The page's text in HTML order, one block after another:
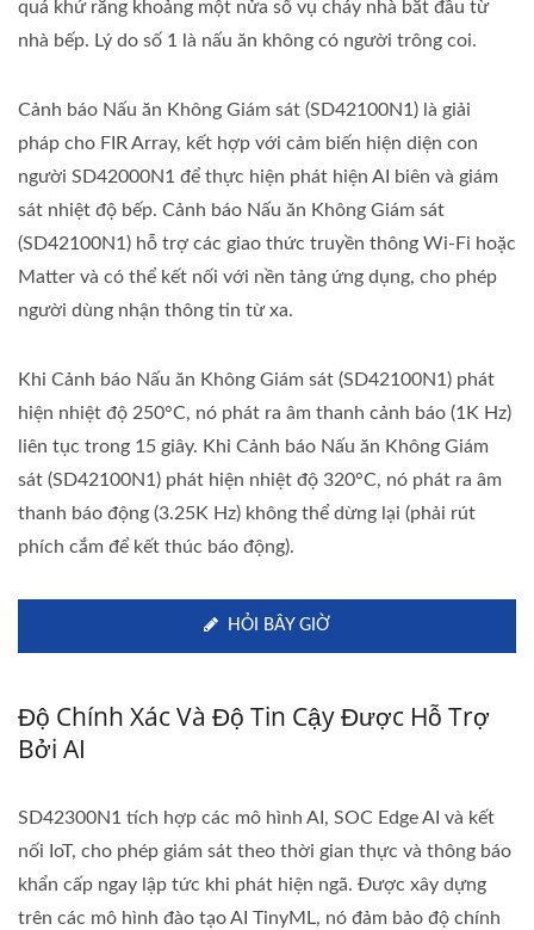
quá khứ rằng khoảng một nửa số vụ cháy nhà bắt đầu từ
nhà bếp. Lý do số 1 là nấu ăn không có người trông coi.
Cảnh báo Nấu ăn Không Giám sát (SD42100N1) là giải
pháp cho FIR Array, kết hợp với cảm biến hiện diện con
người SD42000N1 để thực hiện phát hiện AI biên và giám
sát nhiệt độ bếp. Cảnh báo Nấu ăn Không Giám sát
(SD42100N1) hỗ trợ các giao thức truyền thông Wi-Fi hoặc
Matter và có thể kết nối với nền tảng ứng dụng, cho phép
người dùng nhận thông tin từ xa.
Khi Cảnh báo Nấu ăn Không Giám sát (SD42100N1) phát
hiện nhiệt độ 250°C, nó phát ra âm thanh cảnh báo (1K Hz)
liên tục trong 15 giây. Khi Cảnh báo Nấu ăn Không Giám
sát (SD42100N1) phát hiện nhiệt độ 320°C, nó phát ra âm
thanh báo động (3.25K Hz) không thể dừng lại (phải rút
phích cắm để kết thúc báo động).
HỎI BÂY GIỜ
Độ Chính Xác Và Độ Tin Cậy Được Hỗ Trợ
Bởi AI
SD42300N1 tích hợp các mô hình AI, SOC Edge AI và kết
nối IoT, cho phép giám sát theo thời gian thực và thông báo
khẩn cấp ngay lập tức khi phát hiện ngã. Được xây dựng
trên các mô hình đào tạo AI TinyML, nó đảm bảo độ chính